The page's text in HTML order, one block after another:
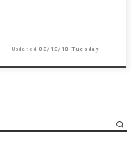
Updated03/13/18 Tuesday